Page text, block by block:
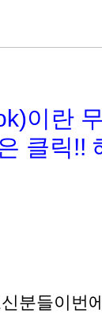
이란
클릭!!
분들이번